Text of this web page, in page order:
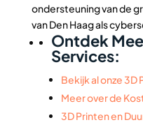
ondersteuning van de
van Den Haag als
Ontdek
Services:
Bekijk al onze 3D
Meer over de
3D Printen en